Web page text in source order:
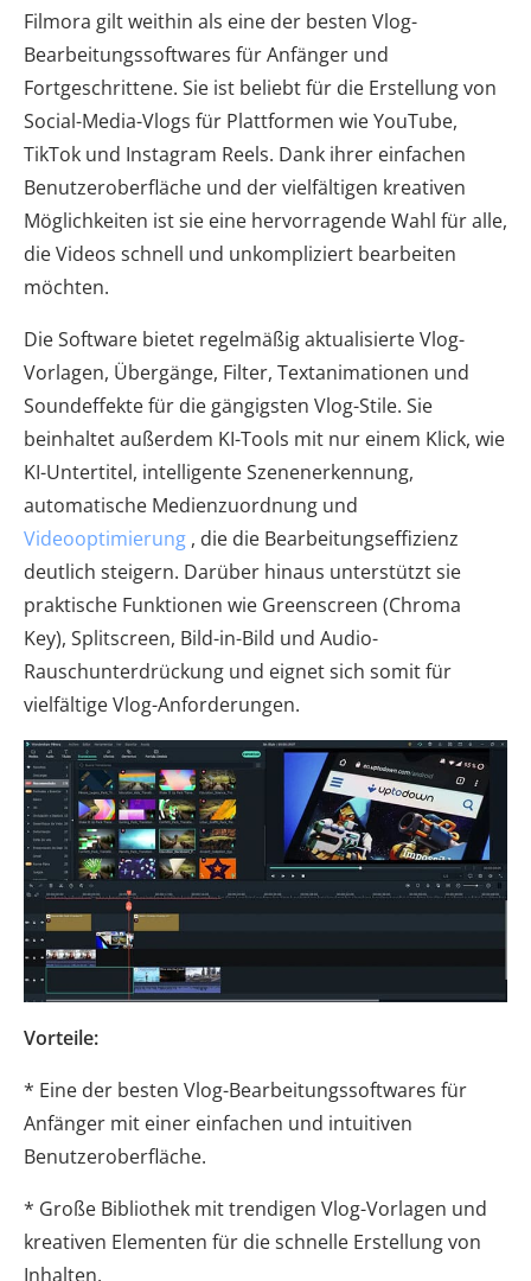
Filmora gilt weithin als eine der besten Vlog-
Bearbeitungssoftwares für Anfänger und
Fortgeschrittene. Sie ist beliebt für die Erstellung von
Social-Media-Vlogs für Plattformen wie YouTube,
TikTok und Instagram Reels. Dank ihrer einfachen
Benutzeroberfläche und der vielfältigen kreativen
Möglichkeiten ist sie eine hervorragende Wahl für alle,
die Videos schnell und unkompliziert bearbeiten
möchten.
Die Software bietet regelmäßig aktualisierte Vlog-
Vorlagen, Übergänge, Filter, Textanimationen und
Soundeffekte für die gängigsten Vlog-Stile. Sie
beinhaltet außerdem KI-Tools mit nur einem Klick, wie
KI-Untertitel, intelligente Szenenerkennung,
automatische Medienzuordnung und
Videooptimierung , die die Bearbeitungseffizienz
deutlich steigern. Darüber hinaus unterstützt sie
praktische Funktionen wie Greenscreen (Chroma
Key), Splitscreen, Bild-in-Bild und Audio-
Rauschunterdrückung und eignet sich somit für
vielfältige Vlog-Anforderungen.
Vorteile:
* Eine der besten Vlog-Bearbeitungssoftwares für
Anfänger mit einer einfachen und intuitiven
Benutzeroberfläche.
* Große Bibliothek mit trendigen Vlog-Vorlagen und
kreativen Elementen für die schnelle Erstellung von
Inhalten.